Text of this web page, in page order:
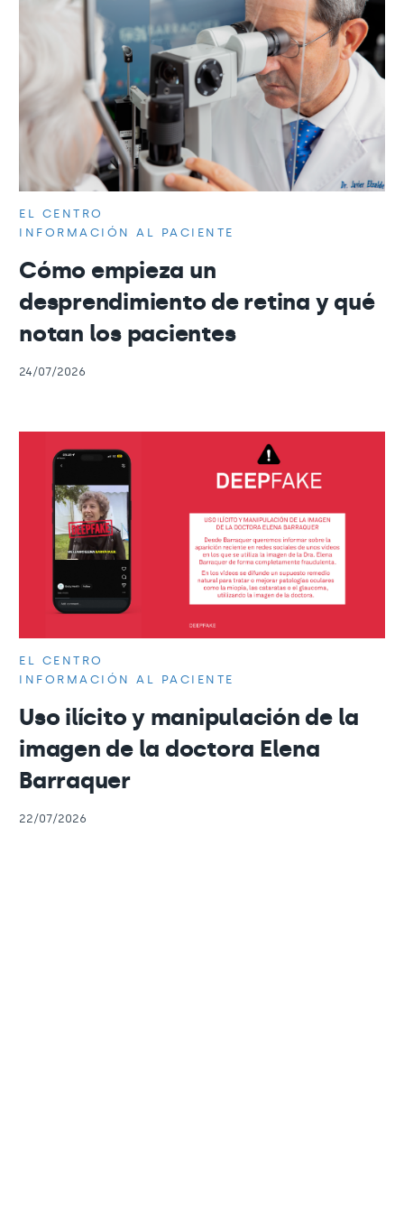
EL CENTRO
INFORMACIÓN AL PACIENTE
Cómo empieza un
desprendimiento de retina y qué
notan los pacientes
24/07/2026
EL CENTRO
INFORMACIÓN AL PACIENTE
Uso ilícito y manipulación de la
imagen de la doctora Elena
Barraquer
22/07/2026